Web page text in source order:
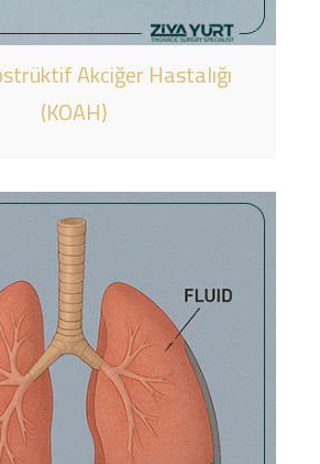
Akciğer Hastalığı
(KOAH)